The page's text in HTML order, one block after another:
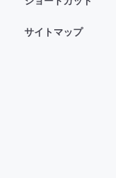
サイトマップ